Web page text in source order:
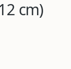
cm)